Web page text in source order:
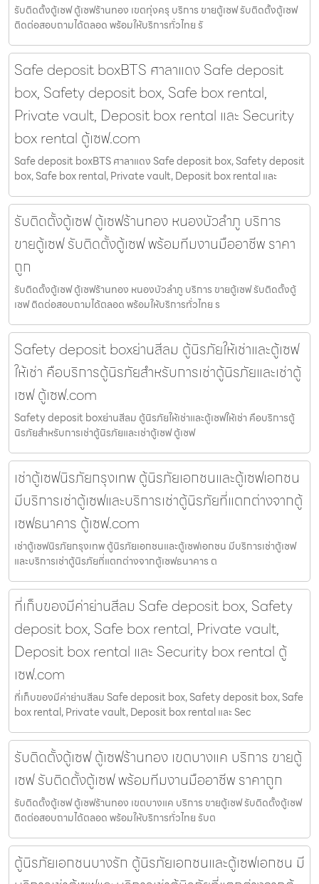
รับติดตั้งตู้เซฟ ตู้เซฟร้านทอง เขตทุ่งครุ บริการ ขายตู้เซฟ รับติดตั้งตู้เซฟ
ติดต่อสอบถามได้ตลอด พร้อมให้บริการทั่วไทย รั
Safe deposit boxBTS ศาลาแดง Safe deposit
box, Safety deposit box, Safe box rental,
Private vault, Deposit box rental และ Security
box rental ตู้เซฟ.com
Safe deposit boxBTS ศาลาแดง Safe deposit box, Safety deposit
box, Safe box rental, Private vault, Deposit box rental และ
รับติดตั้งตู้เซฟ ตู้เซฟร้านทอง หนองบัวลำภู บริการ
ขายตู้เซฟ รับติดตั้งตู้เซฟ พร้อมทีมงานมืออาชีพ ราคา
ถูก
รับติดตั้งตู้เซฟ ตู้เซฟร้านทอง หนองบัวลำภู บริการ ขายตู้เซฟ รับติดตั้งตู้
เซฟ ติดต่อสอบถามได้ตลอด พร้อมให้บริการทั่วไทย ร
Safety deposit boxย่านสีลม ตู้นิรภัยให้เช่าและตู้เซฟ
ให้เช่า คือบริการตู้นิรภัยสำหรับการเช่าตู้นิรภัยและเช่าตู้
เซฟ ตู้เซฟ.com
Safety deposit boxย่านสีลม ตู้นิรภัยให้เช่าและตู้เซฟให้เช่า คือบริการตู้
นิรภัยสำหรับการเช่าตู้นิรภัยและเช่าตู้เซฟ ตู้เซฟ
เช่าตู้เซฟนิรภัยกรุงเทพ ตู้นิรภัยเอกชนและตู้เซฟเอกชน
มีบริการเช่าตู้เซฟและบริการเช่าตู้นิรภัยที่แตกต่างจากตู้
เซฟธนาคาร ตู้เซฟ.com
เช่าตู้เซฟนิรภัยกรุงเทพ ตู้นิรภัยเอกชนและตู้เซฟเอกชน มีบริการเช่าตู้เซฟ
และบริการเช่าตู้นิรภัยที่แตกต่างจากตู้เซฟธนาคาร ต
ที่เก็บของมีค่าย่านสีลม Safe deposit box, Safety
deposit box, Safe box rental, Private vault,
Deposit box rental และ Security box rental ตู้
เซฟ.com
ที่เก็บของมีค่าย่านสีลม Safe deposit box, Safety deposit box, Safe
box rental, Private vault, Deposit box rental และ Sec
รับติดตั้งตู้เซฟ ตู้เซฟร้านทอง เขตบางแค บริการ ขายตู้
เซฟ รับติดตั้งตู้เซฟ พร้อมทีมงานมืออาชีพ ราคาถูก
รับติดตั้งตู้เซฟ ตู้เซฟร้านทอง เขตบางแค บริการ ขายตู้เซฟ รับติดตั้งตู้เซฟ
ติดต่อสอบถามได้ตลอด พร้อมให้บริการทั่วไทย รับต
ตู้นิรภัยเอกชนบางรัก ตู้นิรภัยเอกชนและตู้เซฟเอกชน มี